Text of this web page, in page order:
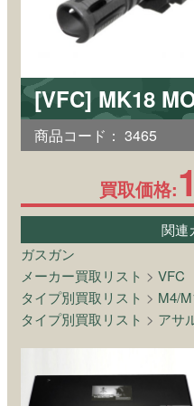
[VFC] MK18
商品コード： 3465
買取価格:
関連
ガスガン
メーカー買取リスト > VFC
タイプ別買取リスト > M4/
タイプ別買取リスト > アサ